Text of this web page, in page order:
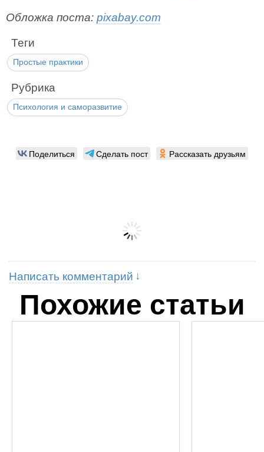
Обложка поста: pixabay.com
Теги
Простые практики
Рубрика
Психология и саморазвитие
Поделиться Сделать пост Рассказать друзьям
Написать комментарий
Похожие статьи